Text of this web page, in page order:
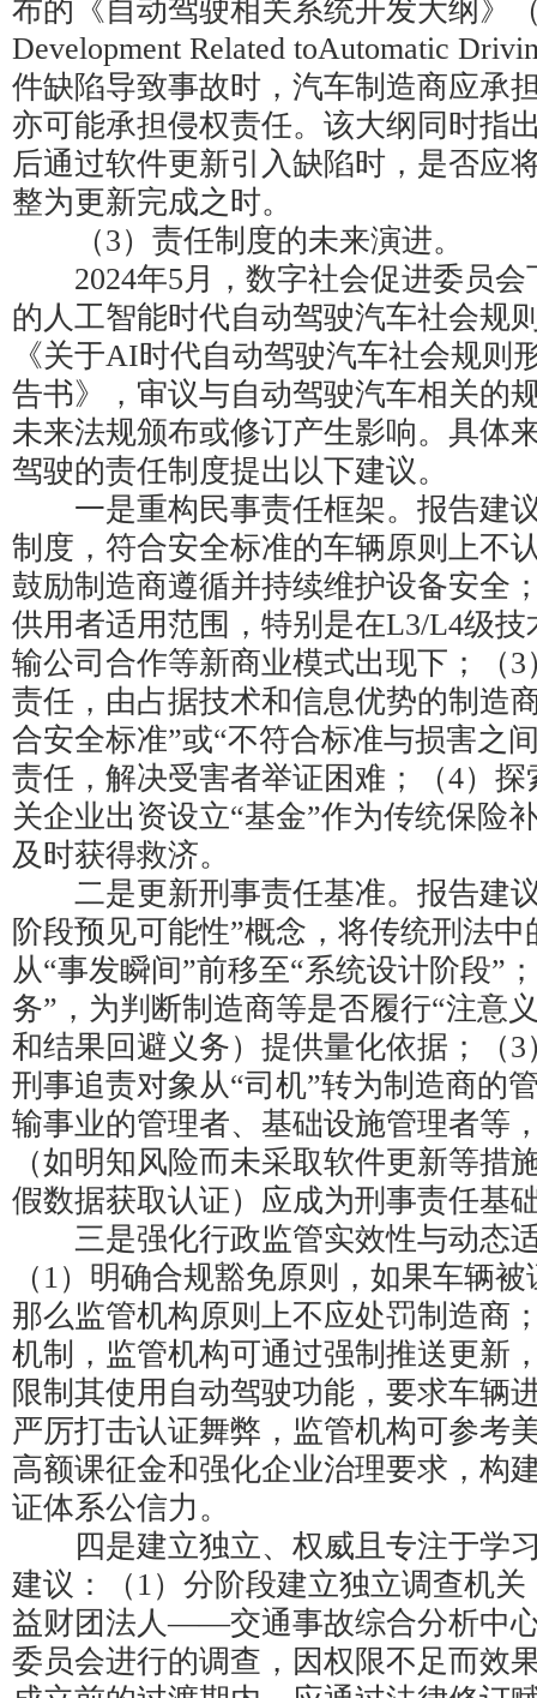
布的《自动驾驶相关系统开发大纲》
Development Related toAutomatic
件缺陷导致事故时，汽车制造商应承
亦可能承担侵权责任。该大纲同时指
后通过软件更新引入缺陷时，是否应
整为更新完成之时。
（3）责任制度的未来演进。
2024年5月，数字社会促进委员会
的人工智能时代自动驾驶汽车社会规
《关于AI时代自动驾驶汽车社会规则
告书》，审议与自动驾驶汽车相关的
未来法规颁布或修订产生影响。具体
驾驶的责任制度提出以下建议。
一是重构民事责任框架。报告建
制度，符合安全标准的车辆原则上不
鼓励制造商遵循并持续维护设备安全
供用者适用范围，特别是在L3/L4级
输公司合作等新商业模式出现下；（
责任，由占据技术和信息优势的制造
合安全标准”或“不符合标准与损害之
责任，解决受害者举证困难；（4）
关企业出资设立“基金”作为传统保险
及时获得救济。
二是更新刑事责任基准。报告建议
阶段预见可能性”概念，将传统刑法
从“事发瞬间”前移至“系统设计阶段”
务”，为判断制造商等是否履行“注意
和结果回避义务）提供量化依据；（
刑事追责对象从“司机”转为制造商的
输事业的管理者、基础设施管理者等
（如明知风险而未采取软件更新等措
假数据获取认证）应成为刑事责任基
三是强化行政监管实效性与动态
（1）明确合规豁免原则，如果车辆
那么监管机构原则上不应处罚制造商
机制，监管机构可通过强制推送更新
限制其使用自动驾驶功能，要求车辆
严厉打击认证舞弊，监管机构可参考
高额课征金和强化企业治理要求，构
证体系公信力。
四是建立独立、权威且专注于学
建议：（1）分阶段建立独立调查机
益财团法人——交通事故综合分析中
委员会进行的调查，因权限不足而效